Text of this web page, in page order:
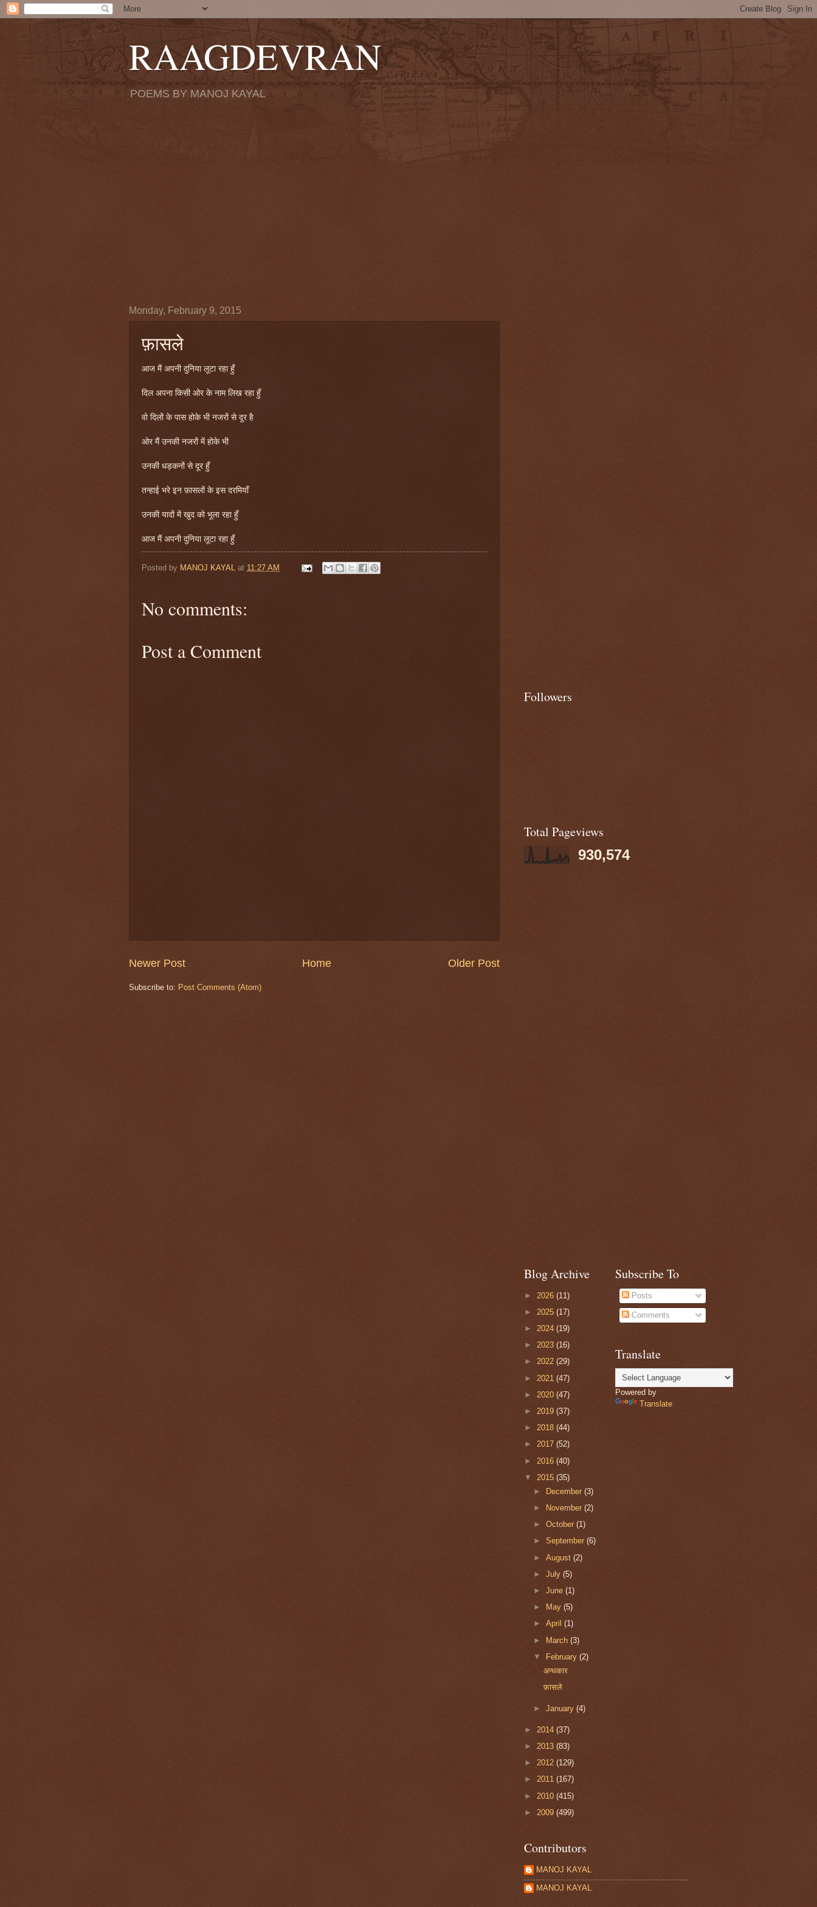
RAAGDEVRAN
POEMS BY MANOJ KAYAL
Monday, February 9, 2015
फ़ासले
आज मैं अपनी दुनिया लूटा रहा हुँ
दिल अपना किसी ओर के नाम लिख रहा हुँ
वो दिलों के पास होके भी नजरों से दूर है
ओर मैं उनकी नजरों में होके भी
उनकी धड़कनों से दूर हुँ
तन्हाई भरे इन फ़ासलों के इस दरमियाँ
उनकी यादों में खुद को भूला रहा हुँ
आज मैं अपनी दुनिया लूटा रहा हुँ
Posted by MANOJ KAYAL at 11:27 AM
No comments:
Post a Comment
Newer Post Older Post
Home
Subscribe to: Post Comments (Atom)
Followers
Total Pageviews
930,574
Blog Archive
► 2026 (11)
► 2025 (17)
► 2024 (19)
► 2023 (16)
► 2022 (29)
► 2021 (47)
► 2020 (47)
► 2019 (37)
► 2018 (44)
► 2017 (52)
► 2016 (40)
▼ 2015 (35)
► December(3)
►
November(2)
►October(1)
►September(6)
►August(2)
►July(5)
►June(1)
►
May(5)
►April(1)
► March(3)
▼
February(2)
अन्धकार
फ़ासले
►January(4)
► 2014 (37)
► 2013 (83)
► 2012 (129)
► 2011 (167)
► 2010 (415)
► 2009 (499)
Subscribe To
Posts
Comments
Translate
Powered by
Translate
Contributors
MANOJ KAYAL
MANOJ KAYAL